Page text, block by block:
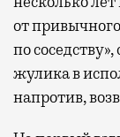
от
по
жулика в
напротив,